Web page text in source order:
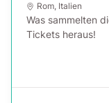
Rom, Italien
Was sammelten
Tickets heraus!